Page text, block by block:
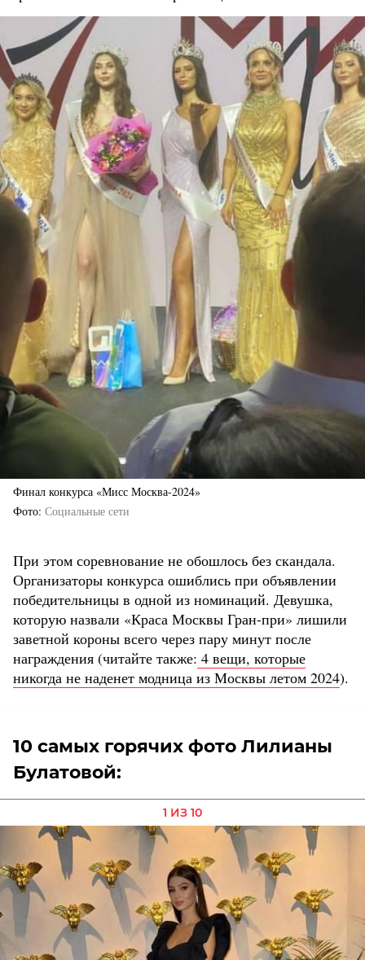
Финал конкурса «Мисс Москва-2024»
Фото Социальные сети
При этом соревнование не обошлось без скандала.
Организаторы конкурса ошиблись при объявлении
победительницы в одной из номинаций. Девушка,
которую назвали «Краса Москвы Гран-при» лишили
заветной короны всего через пару минут после
награждения (читайте также: 4 вещи, которые
никогда не наденет модница из Москвы летом 2024).
10 самых горячих фото Лилианы
Булатовой:
1 ИЗ 10